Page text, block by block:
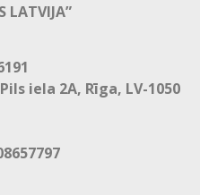
LATVIJA”
iela 2A, Rīga, LV-1050